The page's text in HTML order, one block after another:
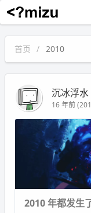
沉冰浮水
首页 2010
沉冰浮水
16 年前
2010 年都发生